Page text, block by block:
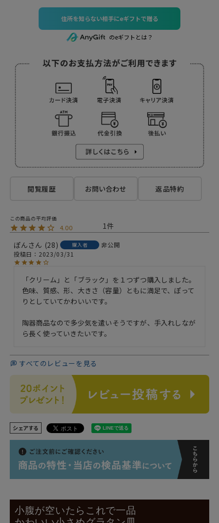
住所を知らない相手にeギフトで贈る
のeギフトとは？
閲覧履歴 お問い合わせ 返品特約
4.00
1
ぽん
28 購入者
非公開
投稿日
2023/03/31
「クリーム」と「ブラック」を１つずつ購入しました。
色味、質感、形、大きさ（容量）ともに満足で、ぽって
りとしていてかわいいです。
陶器商品なので多少気を遣いそうですが、手入れしなが
ら長く使っていきたいです。
すべてのレビューを見る
シェアする
小腹が空いたらこれで一品